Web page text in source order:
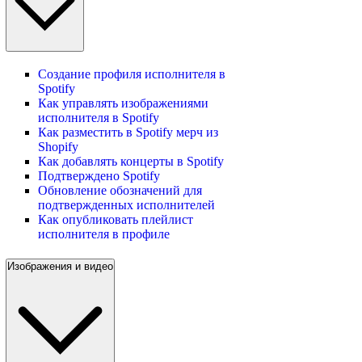
Создание профиля исполнителя в
Spotify
Как управлять изображениями
исполнителя в Spotify
Как разместить в Spotify мерч из
Shopify
Как добавлять концерты в Spotify
Подтверждено Spotify
Обновление обозначений для
подтвержденных исполнителей
Как опубликовать плейлист
исполнителя в профиле
Изображения и видео